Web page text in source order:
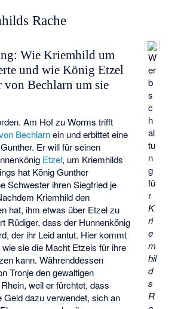
Rache
W
er
b
s
c
h
al
tu
n
g
fü
r
K
ri
e
m
hil
d
s
R
Wie Kriemhild um
und wie König Etzel
von Bechlarn um sie
Am Hof zu Worms trifft
Bechlarnein und erbittet eine
Er will für seinen
Etzel, um Kriemhilds
hat König Gunther
Schwester ihren Siegfried je
Kriemhild den
hat, ihm etwas über Etzel zu
Rüdiger, dass der Hunnenkönig
der ihr Leid antut. Hier kommt
sie die Macht Etzels für ihre
kann. Währenddessen
Tronje den gewaltigen
weil er fürchtet, dass
Geld dazu verwendet, sich an